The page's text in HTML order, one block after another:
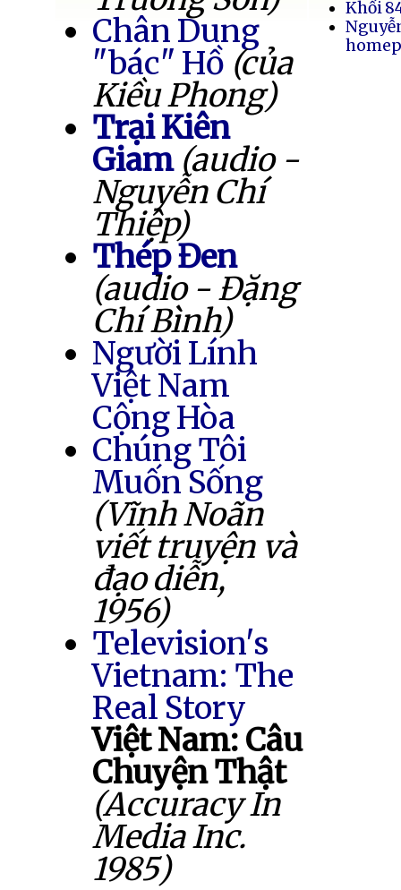
Chân Dung
"bác" Hồ (của
Kiều Phong)
Trại Kiên
Giam (audio -
Nguyễn Chí
Thiệp)
Thép Đen
(audio - Đặng
Chí Bình)
Người Lính
Việt Nam
Cộng Hòa
Chúng Tôi
Muốn Sống
(Vĩnh Noãn
viết truyện và
đạo diễn,
1956)
Television's
Vietnam: The
Real Story
Việt Nam: Câu
Chuyện Thật
(Accuracy In
Media Inc.
1985)
Khối